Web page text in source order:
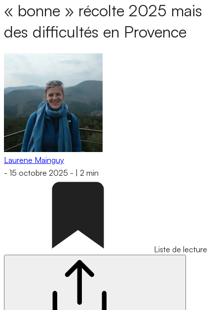
« bonne » récolte 2025 mais
des difficultés en Provence
Laurene Mainguy
- 15 octobre 2025 - 2 min
Liste de lecture